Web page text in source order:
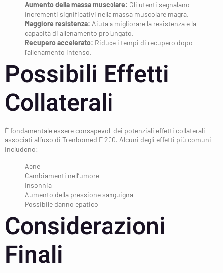
Aumento della massa muscolare: Gli utenti segnalano
incrementi significativi nella massa muscolare magra.
Maggiore resistenza: Aiuta a migliorare la resistenza e la
capacità di allenamento prolungato.
Recupero accelerato: Riduce i tempi di recupero dopo
l’allenamento intenso.
Possibili Effetti
Collaterali
È fondamentale essere consapevoli dei potenziali effetti collaterali
associati all’uso di Trenbomed E 200. Alcuni degli effetti più comuni
includono:
Acne
Cambiamenti nell’umore
Insonnia
Aumento della pressione sanguigna
Possibile danno epatico
Considerazioni
Finali